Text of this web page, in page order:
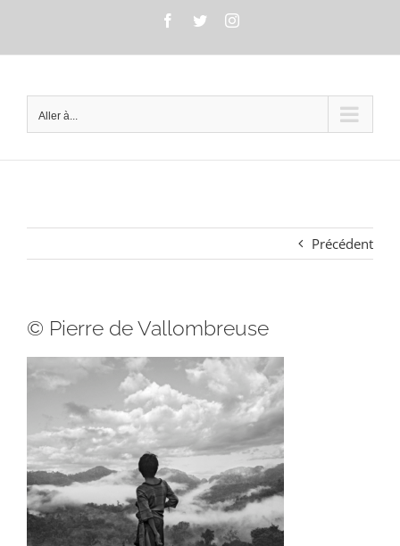
Facebook
TwitterInstagram
Aller à...
Précédent
© Pierre de Vallombreuse